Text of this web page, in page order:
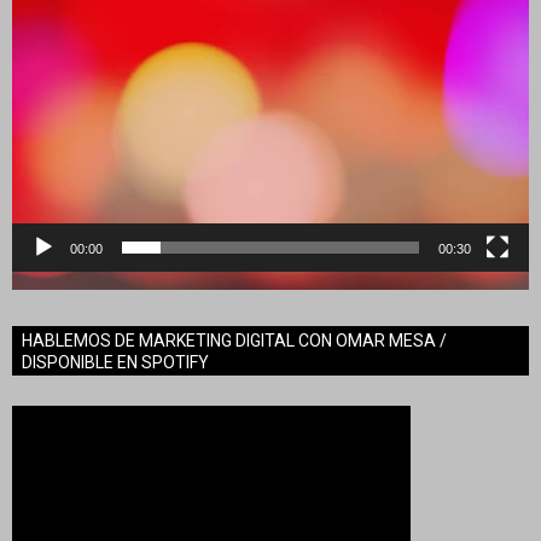
00:00 00:30
HABLEMOS DE MARKETING DIGITAL CON OMAR MESA /
DISPONIBLE EN SPOTIFY